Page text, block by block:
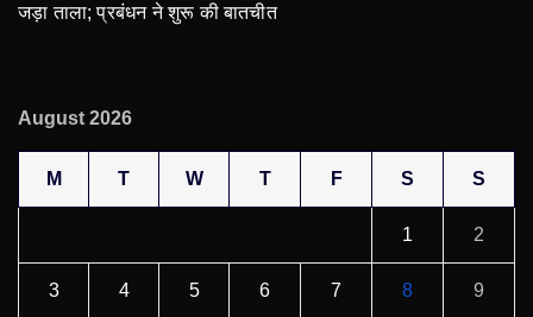
जड़ा ताला; प्रबंधन ने शुरू की बातचीत
August 2026
M T W T F S S
1 2
3 4 5 6 7 8 9